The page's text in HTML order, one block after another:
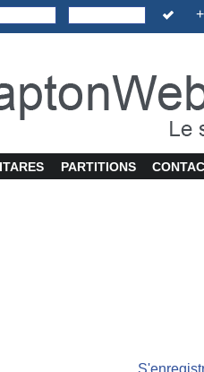
+
PARTITIONS